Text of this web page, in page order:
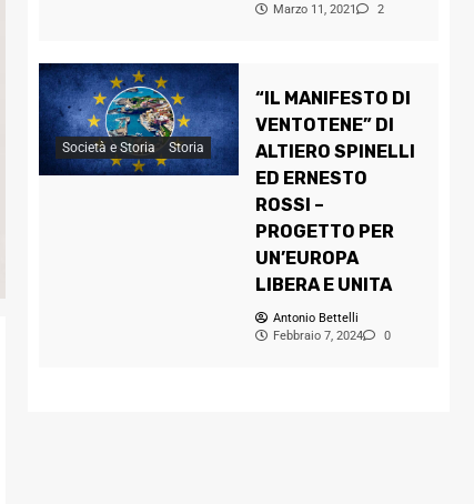
Marzo 11, 2021
2
Società e Storia Storia
“IL MANIFESTO DI
VENTOTENE” DI
ALTIERO SPINELLI
ED ERNESTO
ROSSI –
PROGETTO PER
UN’EUROPA
LIBERA E UNITA
Antonio Bettelli
Febbraio 7, 2024
0